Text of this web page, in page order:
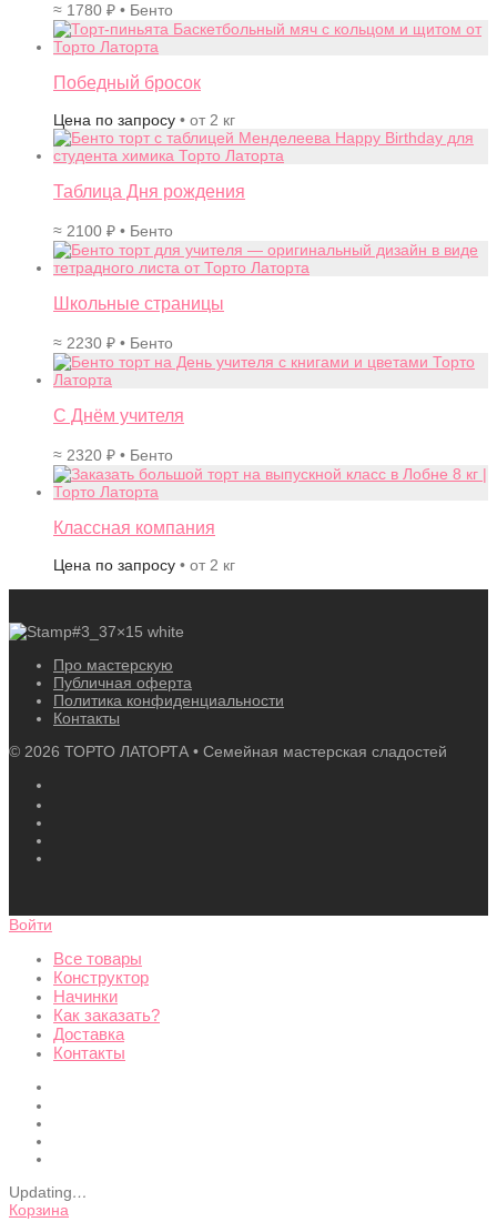
≈ 1780 ₽ • Бенто
Победный бросок
Цена по запросу • от 2 кг
Таблица Дня рождения
≈ 2100 ₽ • Бенто
Школьные страницы
≈ 2230 ₽ • Бенто
С Днём учителя
≈ 2320 ₽ • Бенто
Классная компания
Цена по запросу • от 2 кг
Про мастерскую
Публичная оферта
Политика конфиденциальности
Контакты
© 2026 ТОРТО ЛАТОРТА • Семейная мастерская сладостей
Войти
Все товары
Конструктор
Начинки
Как заказать?
Доставка
Контакты
Updating…
Корзина